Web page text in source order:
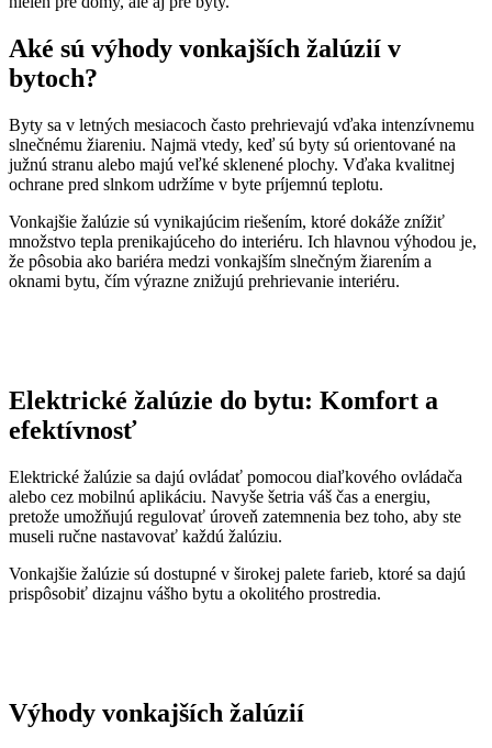
Aké sú výhody vonkajších žalúzií v
bytoch?
Byty sa v letných mesiacoch často prehrievajú vďaka intenzívnemu
slnečnému žiareniu. Najmä vtedy, keď sú byty sú orientované na
južnú stranu alebo majú veľké sklenené plochy. Vďaka kvalitnej
ochrane pred slnkom udržíme v byte príjemnú teplotu.
Vonkajšie žalúzie sú vynikajúcim riešením, ktoré dokáže znížiť
množstvo tepla prenikajúceho do interiéru. Ich hlavnou výhodou je,
že pôsobia ako bariéra medzi vonkajším slnečným žiarením a
oknami bytu, čím výrazne znižujú prehrievanie interiéru.
Elektrické žalúzie do bytu: Komfort a
efektívnosť
Elektrické žalúzie sa dajú ovládať pomocou diaľkového ovládača
alebo cez mobilnú aplikáciu. Navyše šetria váš čas a energiu,
pretože umožňujú regulovať úroveň zatemnenia bez toho, aby ste
museli ručne nastavovať každú žalúziu.
Vonkajšie žalúzie sú dostupné v širokej palete farieb, ktoré sa dajú
prispôsobiť dizajnu vášho bytu a okolitého prostredia.
Výhody vonkajších žalúzií